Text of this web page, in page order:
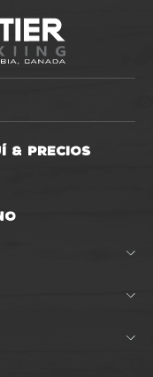
& PRECIOS